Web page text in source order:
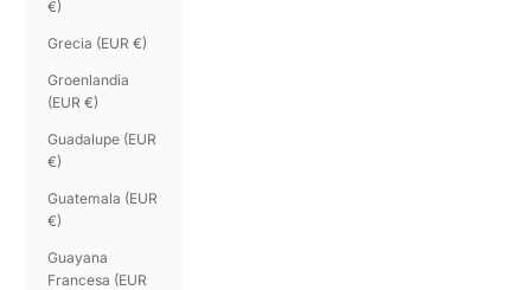
€)
Grecia (EUR €)
Groenlandia
(EUR €)
Guadalupe (EUR
€)
Guatemala (EUR
€)
Guayana
Francesa (EUR